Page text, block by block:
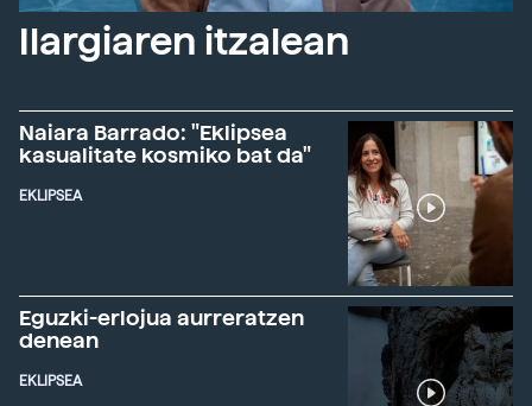
Ilargiaren itzalean
Naiara Barrado: "Eklipsea
kasualitate kosmiko bat da"
EKLIPSEA
Eguzki-erlojua aurreratzen
denean
EKLIPSEA